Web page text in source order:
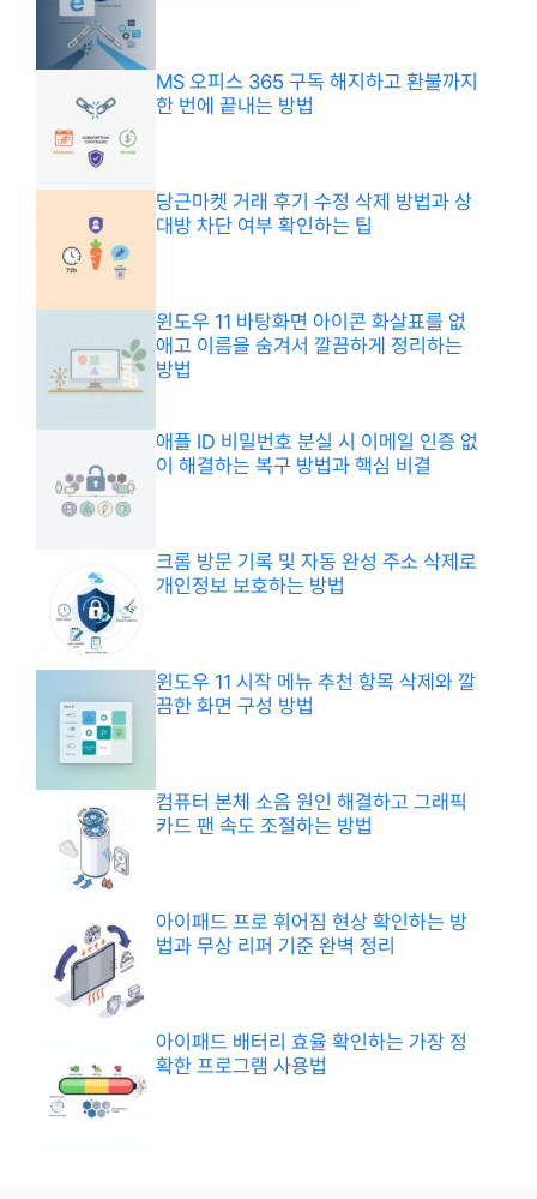
MS 오피스 365 구독 해지하고 환불까지
한 번에 끝내는 방법
당근마켓 거래 후기 수정 삭제 방법과 상
대방 차단 여부 확인하는 팁
윈도우 11 바탕화면 아이콘 화살표를 없
애고 이름을 숨겨서 깔끔하게 정리하는
방법
애플 ID 비밀번호 분실 시 이메일 인증 없
이 해결하는 복구 방법과 핵심 비결
크롬 방문 기록 및 자동 완성 주소 삭제로
개인정보 보호하는 방법
윈도우 11 시작 메뉴 추천 항목 삭제와 깔
끔한 화면 구성 방법
컴퓨터 본체 소음 원인 해결하고 그래픽
카드 팬 속도 조절하는 방법
아이패드 프로 휘어짐 현상 확인하는 방
법과 무상 리퍼 기준 완벽 정리
아이패드 배터리 효율 확인하는 가장 정
확한 프로그램 사용법